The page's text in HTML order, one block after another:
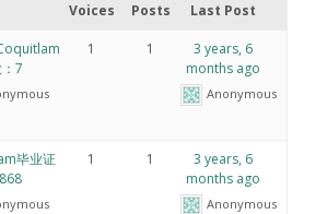
Voices Posts Last Post
7
1 1
3 years, 6
months ago
Anonymous
毕业证
1 1
3 years, 6
months ago
Anonymous